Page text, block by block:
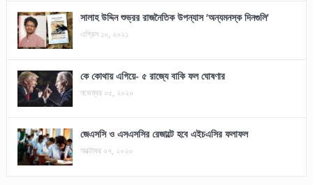
সালাহ উদ্দিন শুভ্রর রাজনৈতিক উপন্যাস ‘অন্যমনস্ক দিনগুলি’
এপ্রিল ১০, ২০২১
কে কোথায় এগিয়ে- ৫ রাজ্যে বাকি ফল ঘোষণার
নভেম্বর ০৫, ২০২০
জেএসসি ও এসএসসির রেজাল্টে হবে এইচএসির ফলাফল
অক্টোবর ০৭, ২০২০